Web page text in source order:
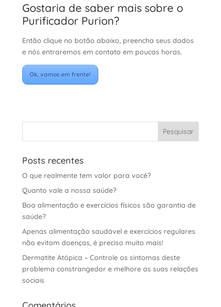
Gostaria de saber mais sobre o
Purificador Purion?
Então clique no botão abaixo, preencha seus dados
e nós entraremos em contato em poucas horas.
Ok, vamos em frente!
Posts recentes
O que realmente tem valor para você?
Quanto vale a nossa saúde?
Boa alimentação e exercícios físicos são garantia de
saúde?
Apenas alimentação saudável e exercícios regulares
não evitam doenças, é preciso muito mais!
Dermatite Atópica – Controle os sintomas deste
problema constrangedor e melhore as suas relações
sociais